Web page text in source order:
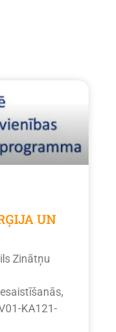
UN
Zinātņu
KA121-